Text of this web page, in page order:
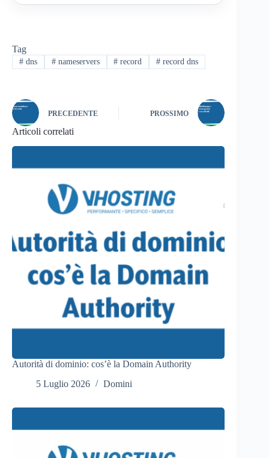
Tag
#dns #nameservers # record # record dns
PRECEDENTE PROSSIMO
Articoli correlati
Autorità di dominio: cos’è la Domain Authority
5 Luglio 2026
Domini